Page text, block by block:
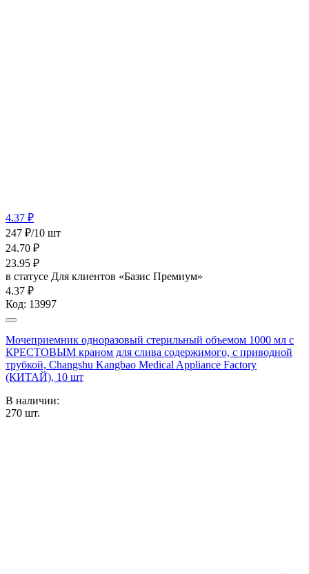
4.37 ₽
247 ₽/10 шт
24.70 ₽
23.95 ₽
в статусе Для клиентов «Базис Премиум»
4.37 ₽
Код: 13997
Мочеприемник одноразовый стерильный объемом 1000 мл с
КРЕСТОВЫМ краном для слива содержимого, с приводной
трубкой, Changshu Kangbao Medical Appliance Factory
(КИТАЙ), 10 шт
В наличии:
270 шт.